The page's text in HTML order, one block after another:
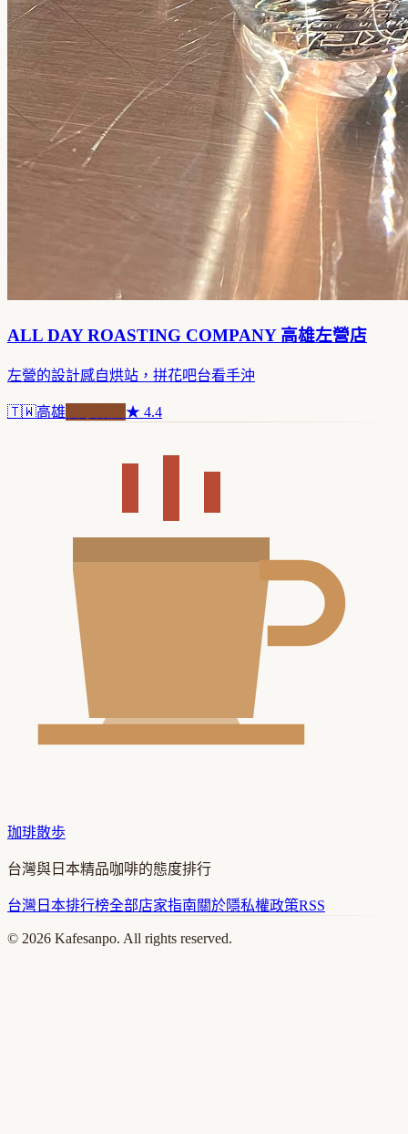
ALL DAY ROASTING COMPANY 高雄左營店
左營的設計感自烘站，拼花吧台看手沖
🇹🇼高雄 ★ 4.4
珈琲散歩
台灣與日本精品咖啡的態度排行
台灣 日本排行榜全部店家指南關於隱私權政策RSS
© 2026 Kafesanpo. All rights reserved.